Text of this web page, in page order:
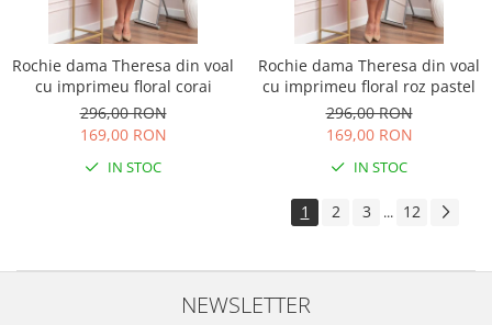
Rochie dama Theresa din voal
cu imprimeu floral corai
296,00 RON
169,00 RON
IN STOC
Rochie dama Theresa din voal
cu imprimeu floral roz pastel
296,00 RON
169,00 RON
IN STOC
1 2 3 ... 12
NEWSLETTER